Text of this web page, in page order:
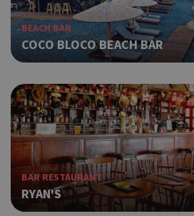
BEACH BAR
COCO BLOCO BEACH BAR
BAR RESTAURANT
RYAN'S